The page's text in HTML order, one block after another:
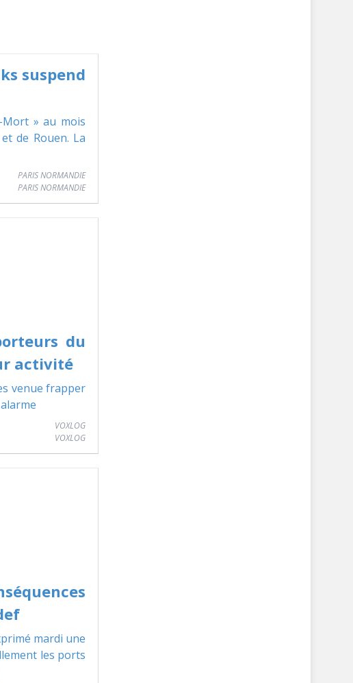
suspend
» au mois
de Rouen. La
PARIS NORMANDIE
du
activité
venue frapper
VOXLOG
mardi une
les ports